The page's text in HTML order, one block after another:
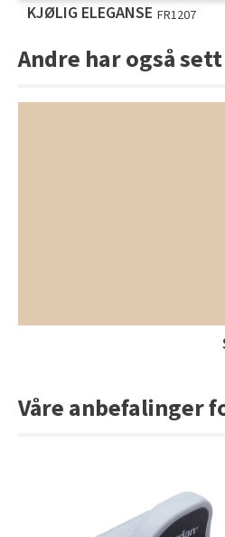
KJØLIG ELEGANSE FR1207
Andre har også
Våre anbefalinger